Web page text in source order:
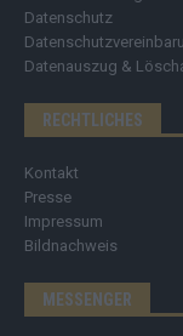
Datenschutz
Datenauszug &
RECHTLICHES
Kontakt
Presse
Impressum
Bildnachweis
MESSENGER